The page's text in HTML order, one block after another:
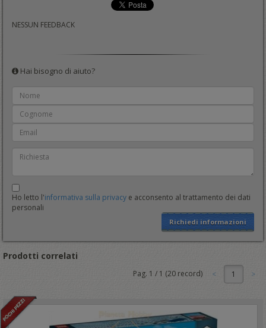
NESSUN FEEDBACK
Hai bisogno di aiuto?
Ho letto l'informativa sulla privacy e acconsento al trattamento dei dati
personali
Richiedi informazioni
Prodotti correlati
Pag. 1 / 1 (20 record) 1